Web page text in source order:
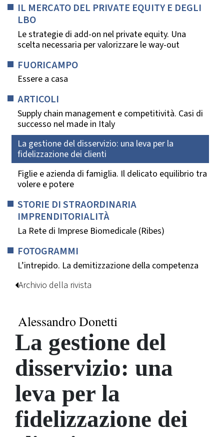
IL MERCATO DEL PRIVATE EQUITY E DEGLI
LBO
Le strategie di add-on nel private equity. Una
scelta necessaria per valorizzare le way-out
FUORICAMPO
Essere a casa
ARTICOLI
Supply chain management e competitività. Casi di
successo nel made in Italy
La gestione del disservizio: una leva per la
fidelizzazione dei clienti
Figlie e azienda di famiglia. Il delicato equilibrio tra
volere e potere
STORIE DI STRAORDINARIA
IMPRENDITORIALITÀ
La Rete di Imprese Biomedicale (Ribes)
FOTOGRAMMI
L’intrepido. La demitizzazione della competenza
Archivio della rivista
Alessandro Donetti
La gestione del
disservizio: una
leva per la
fidelizzazione dei